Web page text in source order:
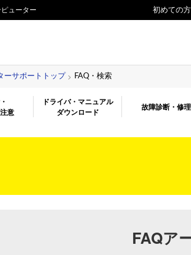
ューター 初めての
ーサポートトップ FAQ・検索
意
ドライバ・マニュアル
ダウンロード
故障診断・修理
FAQア